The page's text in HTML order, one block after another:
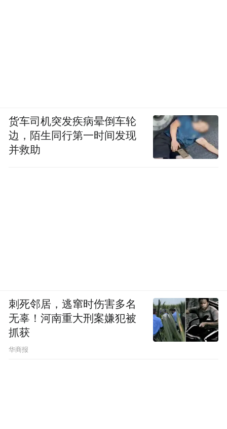
货车司机突发疾病晕倒车轮
边，陌生同行第一时间发现
并救助
刺死邻居，逃窜时伤害多名
无辜！河南重大刑案嫌犯被
抓获
华商报